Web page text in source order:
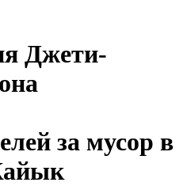
Джети-
за мусор в